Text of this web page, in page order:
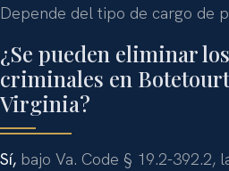
Depende del tipo de cargo de
¿Se pueden eliminar
criminales en
Virginia?
Sí, bajo Va. Code § 19.2-392.2,